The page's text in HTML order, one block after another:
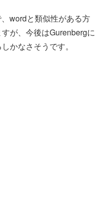
wordと類似性がある方
が、今後はGurenbergに
かなさそうです。